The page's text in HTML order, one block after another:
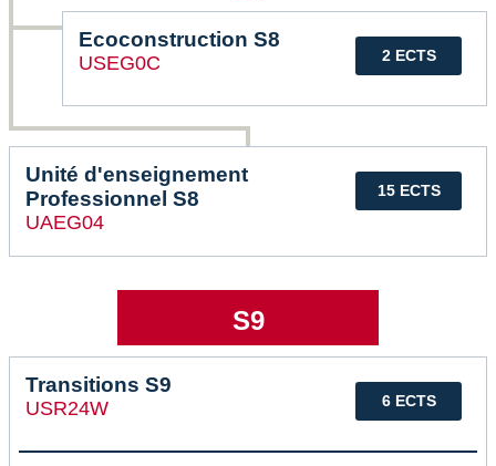
2 ECTS
Ecoconstruction S8
USEG0C
15 ECTS
Unité d'enseignement
Professionnel S8
UAEG04
S9
6 ECTS
Transitions S9
USR24W